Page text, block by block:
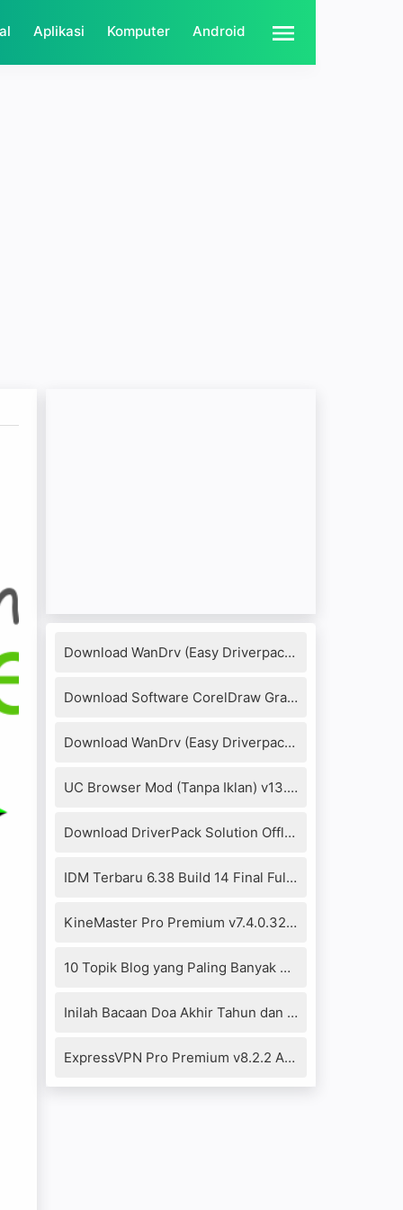
Aplikasi Komputer Android
Download WanDrv (Easy Driverpack) 7.17.1218.3 Full Version
Download Software CorelDraw Graphics Suite X8 + Keygen
Download WanDrv (Easy Driverpack) 6.6.2016.0114
UC Browser Mod (Tanpa Iklan) v13.4.0.1306 Apk
Download DriverPack Solution Offline 17.10.14-20104 Full Version
IDM Terbaru 6.38 Build 14 Final Full Crack+Patch Fixed
KineMaster Pro Premium v7.4.0.32290.GP Mod Apk (No Watermark)
10 Topik Blog yang Paling Banyak Dikunjungi 2021
Inilah Bacaan Doa Akhir Tahun dan Awal Tahun Islam Hijriyah
ExpressVPN Pro Premium v8.2.2 Apk